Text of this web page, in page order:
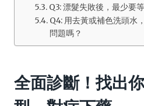
Q3: 漂髮失敗後，最少要
Q4: 用去黃或補色洗頭水
問題嗎？
全面診斷！找出